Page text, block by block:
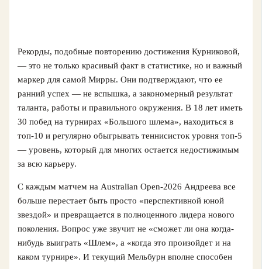
Рекорды, подобные повторению достижения Курниковой,
— это не только красивый факт в статистике, но и важный
маркер для самой Мирры. Они подтверждают, что ее
ранний успех — не вспышка, а закономерный результат
таланта, работы и правильного окружения. В 18 лет иметь
30 побед на турнирах «Большого шлема», находиться в
топ-10 и регулярно обыгрывать теннисисток уровня топ-5
— уровень, который для многих остается недостижимым
за всю карьеру.
С каждым матчем на Australian Open-2026 Андреева все
больше перестает быть просто «перспективной юной
звездой» и превращается в полноценного лидера нового
поколения. Вопрос уже звучит не «сможет ли она когда-
нибудь выиграть «Шлем», а «когда это произойдет и на
каком турнире». И текущий Мельбурн вполне способен